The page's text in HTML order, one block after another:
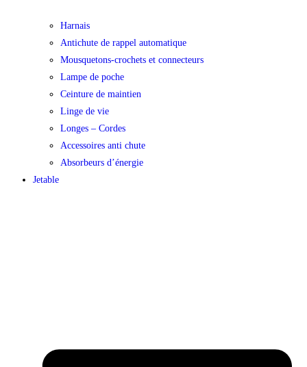
Harnais
Antichute de rappel automatique
Mousquetons-crochets et connecteurs
Lampe de poche
Ceinture de maintien
Linge de vie
Longes – Cordes
Accessoires anti chute
Absorbeurs d’énergie
Jetable